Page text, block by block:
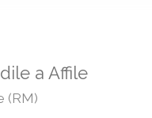
a Affile
(RM)